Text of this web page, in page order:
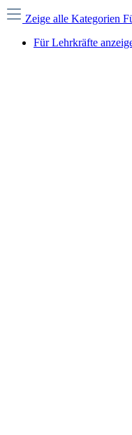
Zeige alle Kategorien
Für Lehrkräfte